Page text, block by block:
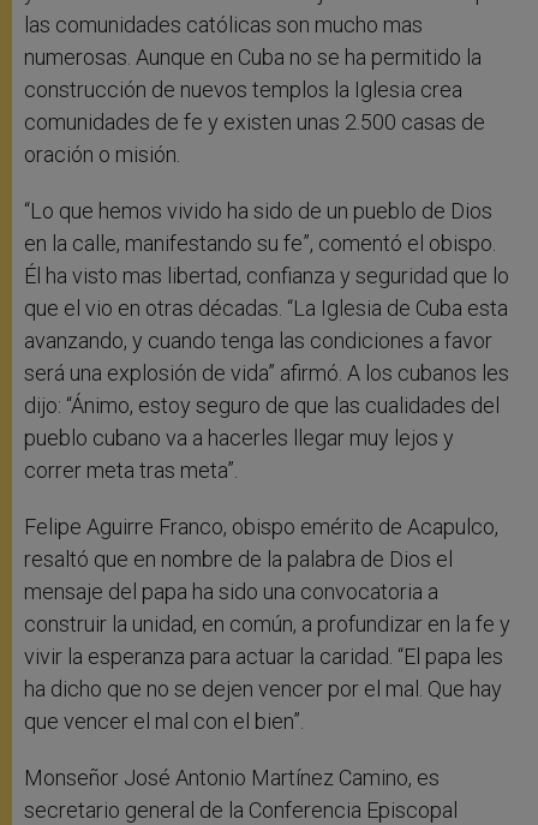
las comunidades católicas son mucho mas
numerosas. Aunque en Cuba no se ha permitido la
construcción de nuevos templos la Iglesia crea
comunidades de fe y existen unas 2.500 casas de
oración o misión.
“Lo que hemos vivido ha sido de un pueblo de Dios
en la calle, manifestando su fe”, comentó el obispo.
Él ha visto mas libertad, confianza y seguridad que lo
que el vio en otras décadas. “La Iglesia de Cuba esta
avanzando, y cuando tenga las condiciones a favor
será una explosión de vida” afirmó. A los cubanos les
dijo: “Ánimo, estoy seguro de que las cualidades del
pueblo cubano va a hacerles llegar muy lejos y
correr meta tras meta”.
Felipe Aguirre Franco, obispo emérito de Acapulco,
resaltó que en nombre de la palabra de Dios el
mensaje del papa ha sido una convocatoria a
construir la unidad, en común, a profundizar en la fe y
vivir la esperanza para actuar la caridad. “El papa les
ha dicho que no se dejen vencer por el mal. Que hay
que vencer el mal con el bien”.
Monseñor José Antonio Martínez Camino, es
secretario general de la Conferencia Episcopal